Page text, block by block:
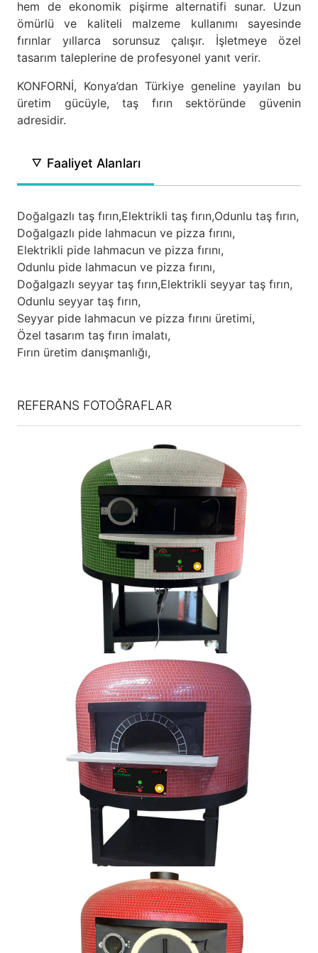
hem de ekonomik pişirme alternatifi sunar. Uzun
ömürlü ve kaliteli malzeme kullanımı sayesinde
fırınlar yıllarca sorunsuz çalışır. İşletmeye özel
tasarım taleplerine de profesyonel yanıt verir.
KONFORNİ, Konya’dan Türkiye geneline yayılan bu
üretim gücüyle, taş fırın sektöründe güvenin
adresidir.
Faaliyet Alanları
Doğalgazlı taş fırın,Elektrikli taş fırın,Odunlu taş fırın,
Doğalgazlı pide lahmacun ve pizza fırını,
Elektrikli pide lahmacun ve pizza fırını,
Odunlu pide lahmacun ve pizza fırını,
Doğalgazlı seyyar taş fırın,Elektrikli seyyar taş fırın,
Odunlu seyyar taş fırın,
Seyyar pide lahmacun ve pizza fırını üretimi,
Özel tasarım taş fırın imalatı,
Fırın üretim danışmanlığı,
REFERANS FOTOĞRAFLAR